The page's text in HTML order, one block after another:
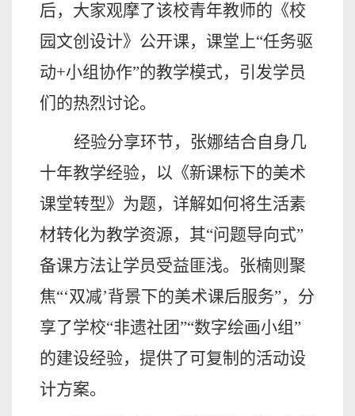
后，大家观摩了该校青年教师的《校
园文创设计》公开课，课堂上“任务驱
动+小组协作”的教学模式，引发学员
们的热烈讨论。
经验分享环节，张娜结合自身几
十年教学经验，以《新课标下的美术
课堂转型》为题，详解如何将生活素
材转化为教学资源，其“问题导向式”
备课方法让学员受益匪浅。张楠则聚
焦“‘双减’背景下的美术课后服务”，分
享了学校“非遗社团”“数字绘画小组”
的建设经验，提供了可复制的活动设
计方案。